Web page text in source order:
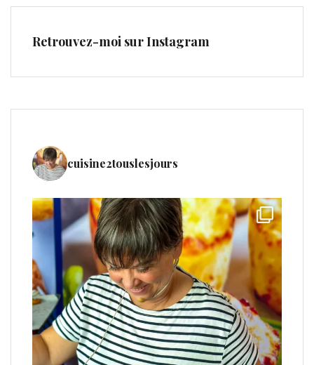
Retrouvez-moi sur Instagram
cuisine2touslesjours